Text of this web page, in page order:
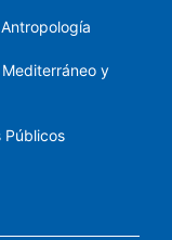
y
Públicos